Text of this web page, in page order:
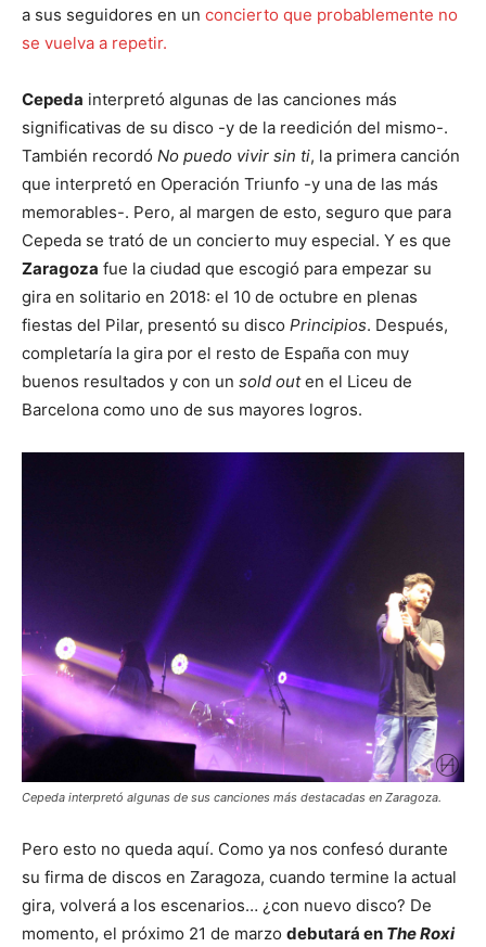
a sus seguidores en un concierto que probablemente no
se vuelva a repetir.
Cepeda interpretó algunas de las canciones más
significativas de su disco -y de la reedición del mismo-.
También recordó No puedo vivir sin ti, la primera canción
que interpretó en Operación Triunfo -y una de las más
memorables-. Pero, al margen de esto, seguro que para
Cepeda se trató de un concierto muy especial. Y es que
Zaragoza fue la ciudad que escogió para empezar su
gira en solitario en 2018: el 10 de octubre en plenas
fiestas del Pilar, presentó su disco Principios. Después,
completaría la gira por el resto de España con muy
buenos resultados y con un sold outen el Liceu de
Barcelona como uno de sus mayores logros.
Cepeda interpretó algunas de sus canciones más destacadas en Zaragoza.
Pero esto no queda aquí. Como ya nos confesó durante
su firma de discos en Zaragoza, cuando termine la actual
gira, volverá a los escenarios… ¿con nuevo disco? De
momento, el próximo 21 de marzo debutará en The Roxi